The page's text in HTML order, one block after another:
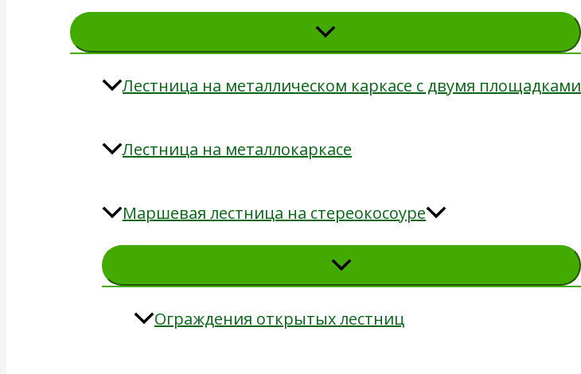
Лестница на металлическом каркасе с двумя площадками
Лестница на металлокаркасе
Маршевая лестница на стереокосоуре
Ограждения открытых лестниц